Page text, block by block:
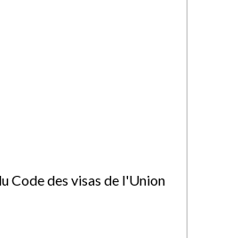
Code des visas de l'Union